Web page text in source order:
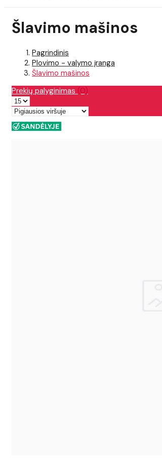
Šlavimo mašinos
Pagrindinis
Plovimo - valymo įranga
Šlavimo mašinos
Prekių palyginimas (0)